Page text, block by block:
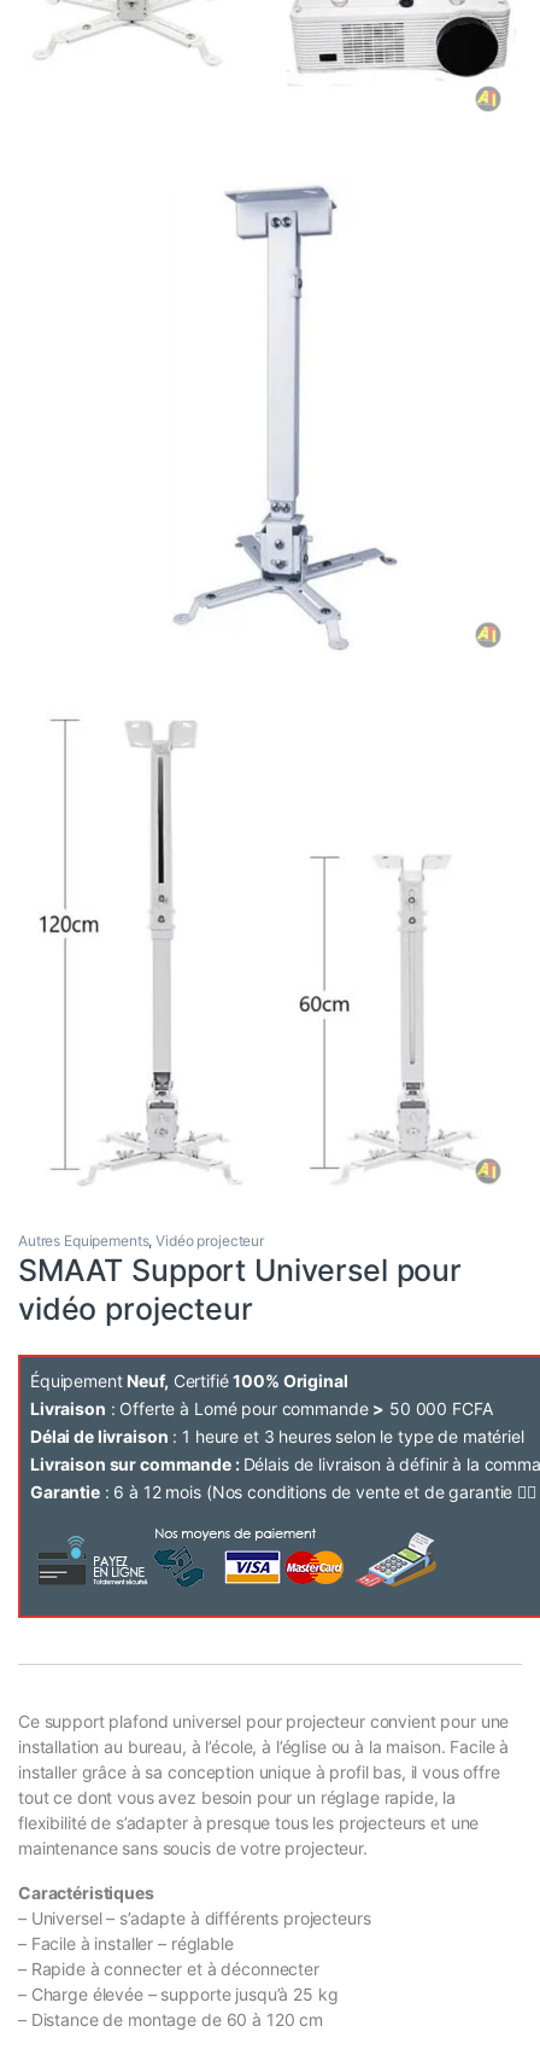
Autres Equipements,Vidéo projecteur
SMAAT Support Universel pour
vidéo projecteur
Équipement Neuf, Certifié100% Original
Livraison : Offerte à Lomé pour commande > 50 000 FCFA
Délai de livraison : 1 heure et 3 heures selon le type de matériel
Livraison sur commande : Délais de livraison à définir à la
Garantie: 6 à 12 mois (Nos conditions de vente et de garantie 👉🏽
Ce support plafond universel pour projecteur convient pour une
installation au bureau, à l’école, à l’église ou à la maison. Facile à
installer grâce à sa conception unique à profil bas, il vous offre
tout ce dont vous avez besoin pour un réglage rapide, la
flexibilité de s’adapter à presque tous les projecteurs et une
maintenance sans soucis de votre projecteur.
Caractéristiques
– Universel – s’adapte à différents projecteurs
– Facile à installer – réglable
– Rapide à connecter et à déconnecter
– Charge élevée – supporte jusqu’à 25 kg
– Distance de montage de 60 à 120 cm